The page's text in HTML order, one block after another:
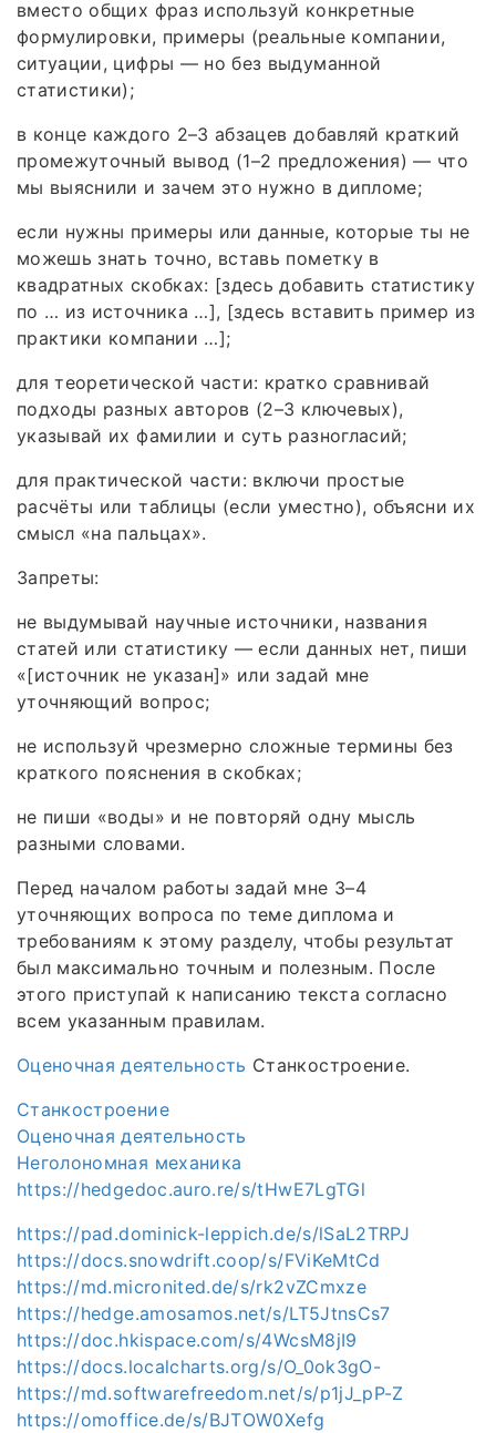
вместо общих фраз используй конкретные
формулировки, примеры (реальные компании,
ситуации, цифры — но без выдуманной
статистики);
в конце каждого 2–3 абзацев добавляй краткий
промежуточный вывод (1–2 предложения) — что
мы выяснили и зачем это нужно в дипломе;
если нужны примеры или данные, которые ты не
можешь знать точно, вставь пометку в
квадратных скобках: [здесь добавить статистику
по … из источника …], [здесь вставить пример из
практики компании …];
для теоретической части: кратко сравнивай
подходы разных авторов (2–3 ключевых),
указывай их фамилии и суть разногласий;
для практической части: включи простые
расчёты или таблицы (если уместно), объясни их
смысл «на пальцах».
Запреты:
не выдумывай научные источники, названия
статей или статистику — если данных нет, пиши
«[источник не указан]» или задай мне
уточняющий вопрос;
не используй чрезмерно сложные термины без
краткого пояснения в скобках;
не пиши «воды» и не повторяй одну мысль
разными словами.
Перед началом работы задай мне 3–4
уточняющих вопроса по теме диплома и
требованиям к этому разделу, чтобы результат
был максимально точным и полезным. После
этого приступай к написанию текста согласно
всем указанным правилам.
Оценочная деятельность Станкостроение.
Станкостроение
Оценочная деятельность
Неголономная механика
https://hedgedoc.auro.re/s/tHwE7LgTGl
https://pad.dominick-leppich.de/s/lSaL2TRPJ
https://docs.snowdrift.coop/s/FViKeMtCd
https://md.micronited.de/s/rk2vZCmxze
https://hedge.amosamos.net/s/LT5JtnsCs7
https://doc.hkispace.com/s/4WcsM8jI9
https://docs.localcharts.org/s/O_0ok3gO-
https://md.softwarefreedom.net/s/p1jJ_pP-Z
https://omoffice.de/s/BJTOW0Xefg